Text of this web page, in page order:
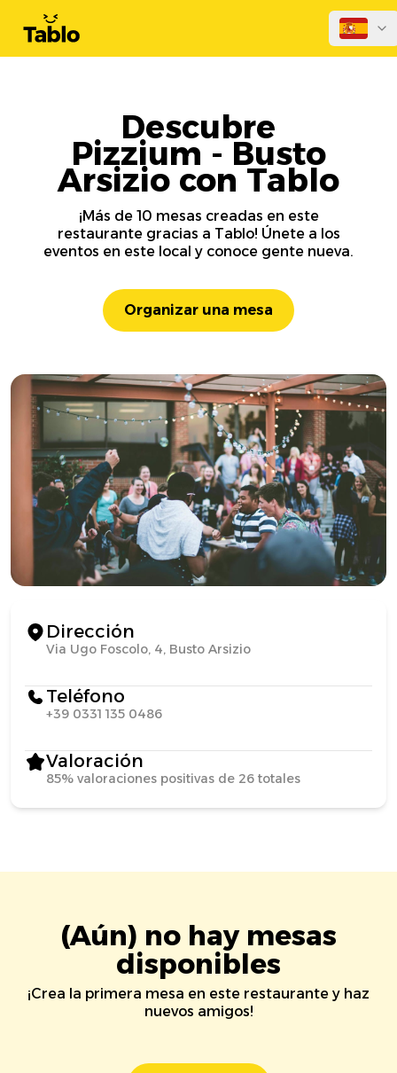
Descubre
Pizzium - Busto
Arsizio con Tablo
¡Más de 10 mesas creadas en este
restaurante gracias a Tablo! Únete a los
eventos en este local y conoce gente nueva.
Organizar una mesa
Dirección
Via Ugo Foscolo, 4, Busto Arsizio
Teléfono
+39 0331 135 0486
Valoración
85% valoraciones positivas de 26 totales
(Aún) no hay mesas
disponibles
¡Crea la primera mesa en este restaurante y haz
nuevos amigos!